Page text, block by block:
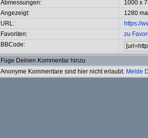
Abmessungen:
1000 x
Angezeigt:
1280
URL:
https://
Favoriten:
zu
BBCode:
Füge Deinen Kommentar hinzu
Anonyme Kommentare sind hier nicht erlaubt. Melde